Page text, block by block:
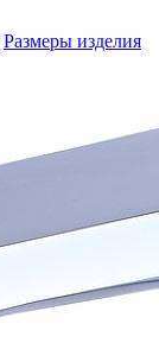
Размеры изделия